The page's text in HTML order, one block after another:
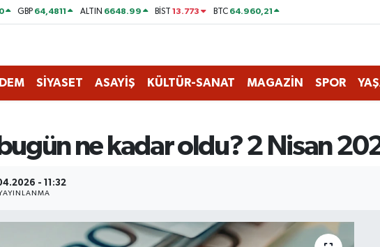
GBP 64,4811 ALTIN 6648.99 BİST13.773 BTC 64.960,21
SİYASET ASAYİŞ KÜLTÜR-SANAT MAGAZİN SPOR
ne kadar oldu? 2 Nisan
- 11:32